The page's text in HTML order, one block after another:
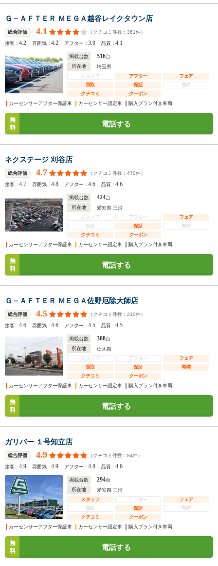
Ｇ－ＡＦＴＥＲ ＭＥＧＡ越谷レイクタウン店
総合評価 4.1 （クチコミ件数： 361件）
接客：4.2 雰囲気：4.2 アフター：3.9 品質：4.1
掲載台数 516台
所在地
埼玉県
スタッフ
アフター
フェア
買取
保証
整備
クチコミ
クーポン
カーセンサーアフター保証車
カーセンサー認定車 購入プラン付き車両
無
料
電話する
ネクステージ 刈谷店
総合評価 4.7 （クチコミ件数： 470件）
接客：4.7 雰囲気：4.8 アフター：4.6 品質：4.6
掲載台数 424台
所在地
愛知県 三河
スタッフ
アフター
フェア
買取
保証
整備
クチコミ
クーポン
カーセンサーアフター保証車
カーセンサー認定車 購入プラン付き車両
無
料
電話する
Ｇ－ＡＦＴＥＲ ＭＥＧＡ佐野厄除大師店
総合評価 4.5 （クチコミ件数： 210件）
接客：4.6 雰囲気：4.6 アフター：4.5 品質：4.5
掲載台数 388台
所在地
栃木県
スタッフ
アフター
フェア
買取
保証
整備
クチコミ
クーポン
カーセンサーアフター保証車
カーセンサー認定車 購入プラン付き車両
無
料
電話する
ガリバー １号知立店
総合評価 4.9 （クチコミ件数： 84件）
接客：4.9 雰囲気：4.9 アフター：4.8 品質：4.6
掲載台数 294台
所在地
愛知県 三河
スタッフ
アフター
フェア
買取
保証
整備
クチコミ
クーポン
カーセンサーアフター保証車
カーセンサー認定車 購入プラン付き車両
無
料
電話する